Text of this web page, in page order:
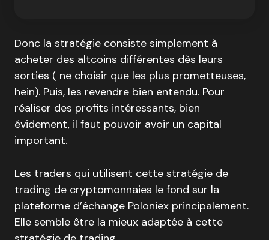
Donc la stratégie consiste simplement à
acheter des altcoins différentes dès leurs
sorties ( ne choisir que les plus prometteuses,
hein). Puis, les revendre bien entendu. Pour
réaliser des profits intéressants, bien
évidement, il faut pouvoir avoir un capital
important.
Les traders qui utilisent cette stratégie de
trading de cryptomonnaies le fond sur la
plateforme d’échange Poloniex principalement.
Elle semble être la mieux adaptée à cette